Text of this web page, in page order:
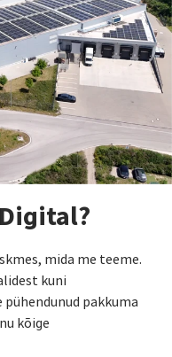
mida me teeme.
kuni
pakkuma
kõige